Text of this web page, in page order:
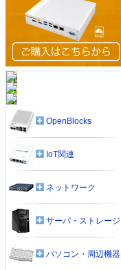
OpenBlocks
IoT関連
ネットワーク
サーバ・ストレージ
パソコン・周辺機器